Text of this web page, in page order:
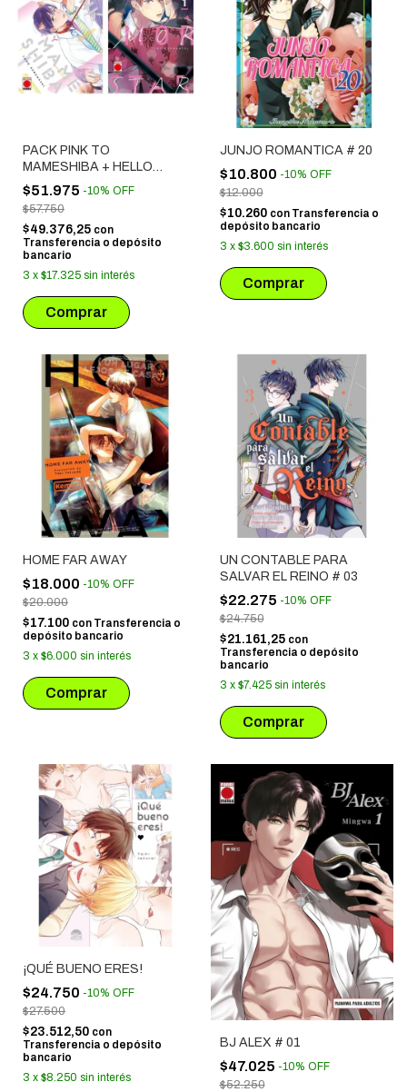
PACK PINK TO
MAMESHIBA + HELLO
MORNING STAR PACK
PINK + HELLO MORNING
STAR
$51.975 -10% OFF
$57.750
$49.376,25 con
Transferencia o depósito
bancario
3 x $17.325 sin interés
JUNJO ROMANTICA # 20
$10.800 -10% OFF
$12.000
$10.260 con Transferencia o
depósito bancario
3 x $3.600 sin interés
HOME FAR AWAY
$18.000 -10% OFF
$20.000
$17.100 con Transferencia o
depósito bancario
3 x $6.000 sin interés
UN CONTABLE PARA
SALVAR EL REINO # 03
$22.275 -10% OFF
$24.750
$21.161,25 con
Transferencia o depósito
bancario
3 x $7.425 sin interés
¡QUÉ BUENO ERES!
$24.750 -10% OFF
$27.500
$23.512,50 con
Transferencia o depósito
bancario
3 x $8.250 sin interés
BJ ALEX # 01
$47.025 -10% OFF
$52.250